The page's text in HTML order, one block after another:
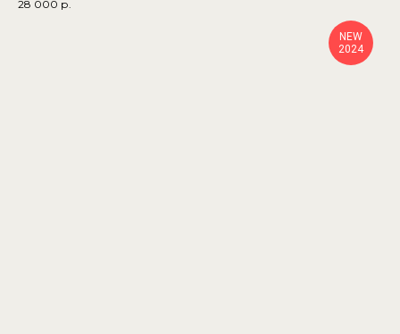
28 000 р.
NEW
2024